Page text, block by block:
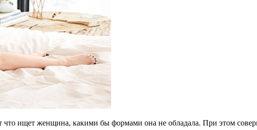
ищет женщина, какими бы формами она не обладала. При этом